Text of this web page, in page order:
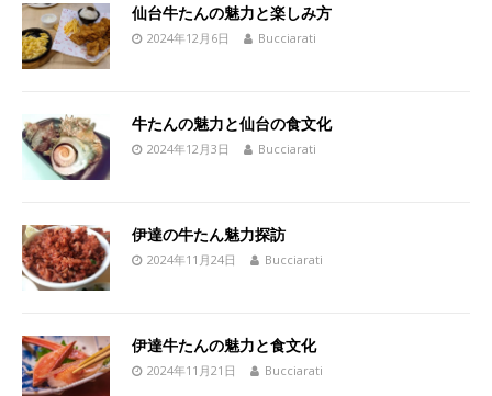
仙台牛たんの魅力と楽しみ方
2024年12月6日 Bucciarati
牛たんの魅力と仙台の食文化
2024年12月3日 Bucciarati
伊達の牛たん魅力探訪
2024年11月24日 Bucciarati
伊達牛たんの魅力と食文化
2024年11月21日 Bucciarati